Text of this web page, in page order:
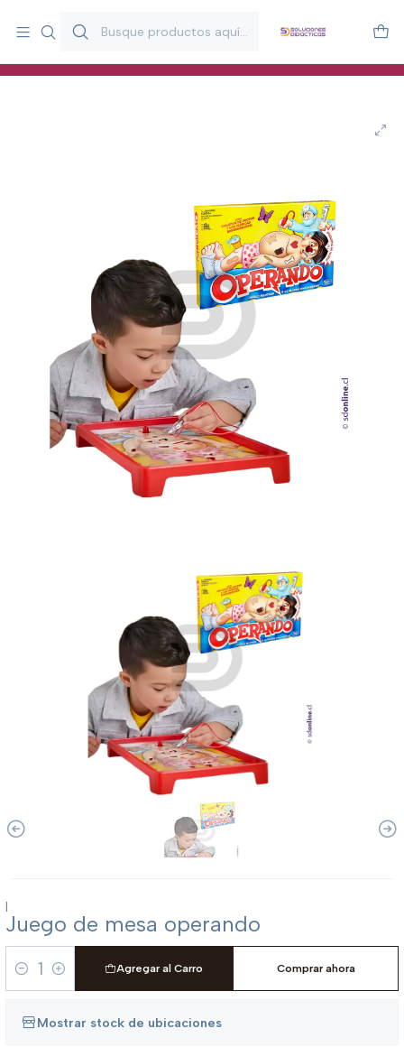
y estimulación infantil en Chile.
Especialistas en recursos educativos para aulas, terapeutas y
|
Juego de mesa operando
Cantidad
Agregar al Carro Comprar ahora
Mostrar stock de ubicaciones